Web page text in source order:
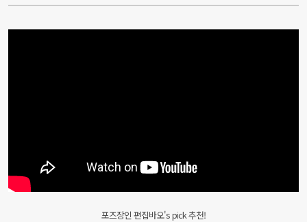
포즈장인 편집바오's pick 추천!